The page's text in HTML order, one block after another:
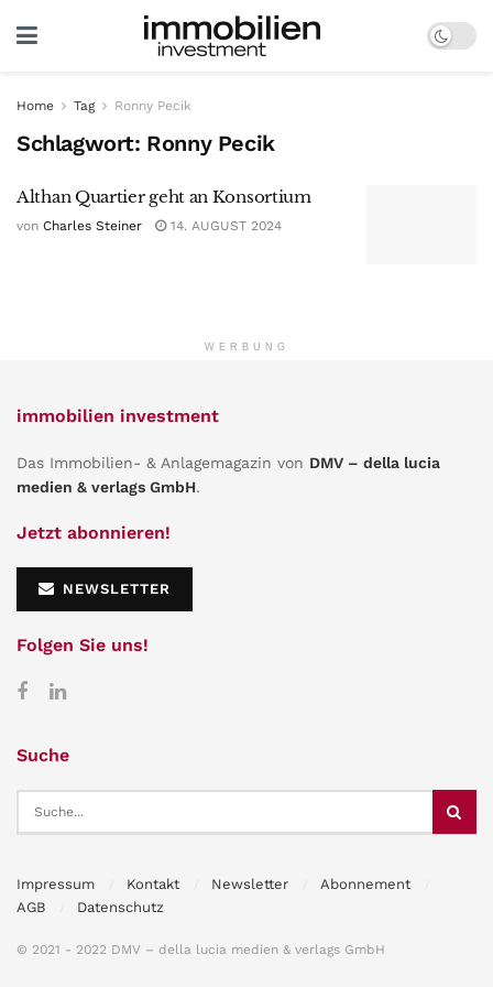
Home Tag Ronny Pecik
Schlagwort: Ronny Pecik
Althan Quartier geht an Konsortium
von Charles Steiner 14. AUGUST 2024
WERBUNG
immobilien investment
Das Immobilien- & Anlagemagazin von DMV – della lucia
medien & verlags GmbH.
Jetzt abonnieren!
NEWSLETTER
Folgen Sie uns!
Suche
Impressum Kontakt Newsletter
Abonnement
AGB
Datenschutz
© 2021 - 2022 DMV – della lucia medien & verlags GmbH